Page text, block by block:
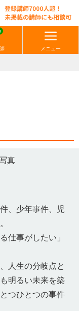
メニュー
、少年事件、児
仕事がしたい」
人生の分岐点と
明るい未来を築
つひとつの事件